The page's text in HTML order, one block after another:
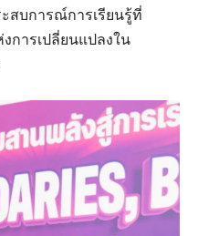
สบการณ์การเรียนรู้ที่
การเปลี่ยนแปลงใน